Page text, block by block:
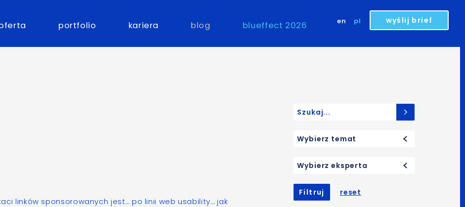
en pl wyślij brief
portfolio kariera blog blueffect 2026
linków sponsorowanych jest… po linii web usability… jak
Wybierz temat
Wybierz eksperta
Filtruj reset